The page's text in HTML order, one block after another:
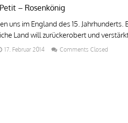
– Rosenkönig
uns im England des 15.
Land will zurückerobert und
17. Februar 2014 Comments Closed